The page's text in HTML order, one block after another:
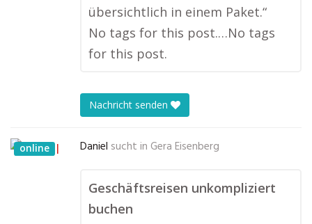
übersichtlich in einem Paket.“
No tags for this post.…No tags
for this post.
Nachricht senden
online Daniel sucht in Gera Eisenberg
Geschäftsreisen unkompliziert
buchen